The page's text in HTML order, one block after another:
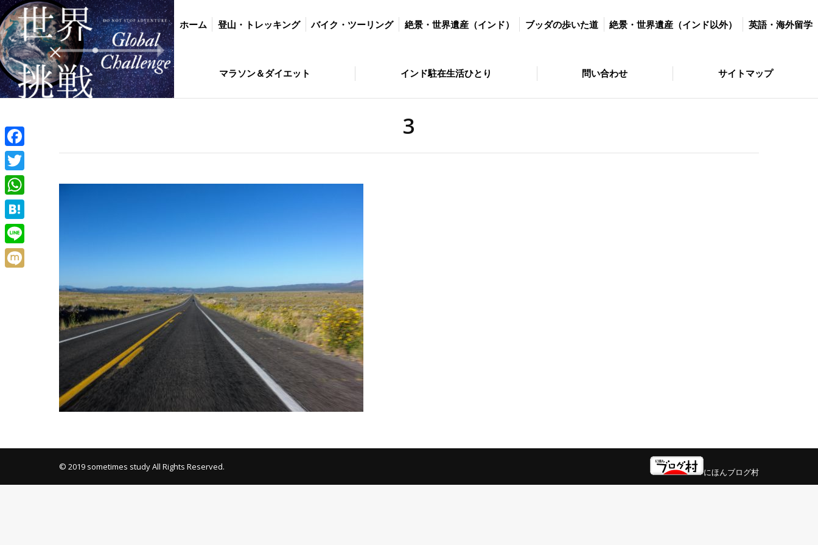
ホーム 登山・トレッキング バイク・ツーリング 絶景・世界遺産（インド） ブッダの歩いた道 絶景・世界遺産（インド以外） 英語・海外留学
マラソン＆ダイエット インド駐在生活ひとり 問い合わせ サイトマップ
3
© 2019 sometimes study All Rights Reserved. にほんブログ村
Facebook
Twitter
WhatsApp
Hatena
Line
ホーム 登山・トレッキング バイク・ツーリング 絶景・世界遺産（インド） ブッダの歩いた道 絶景・世界遺産（インド以外） 英語・海外留学 マラソン＆ダイエット